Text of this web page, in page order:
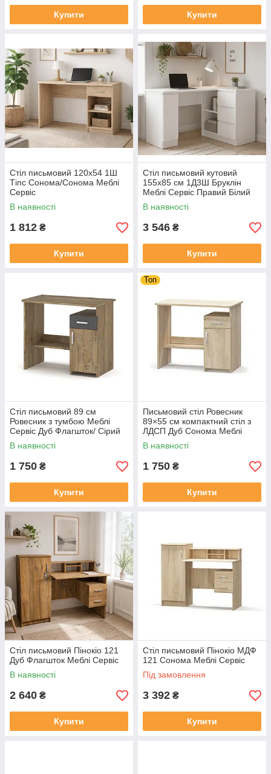
Купити Купити
Стіл письмовий 120х54 1Ш
Тіпс Сонома/Сонома Меблі
Сервіс
В наявності
1 812 ₴
Купити
Стіл письмовий кутовий
155х85 см 1Д3Ш Бруклін
Меблі Сервіс Правий Білий
В наявності
3 546 ₴
Купити
Стіл письмовий 89 см
Ровесник з тумбою Меблі
Сервіс Дуб Флагшток/ Сірий
В наявності
1 750 ₴
Купити
Топ
Письмовий стіл Ровесник
89×55 см компактний стіл з
ЛДСП Дуб Сонома Меблі
Сервіс
В наявності
1 750 ₴
Купити
Стіл письмовий Пінокіо 121
Дуб Флагшток Меблі Сервіс
В наявності
2 640 ₴
Купити
Стіл письмовий Пінокіо МДФ
121 Сонома Меблі Сервіс
Під замовлення
3 392 ₴
Купити